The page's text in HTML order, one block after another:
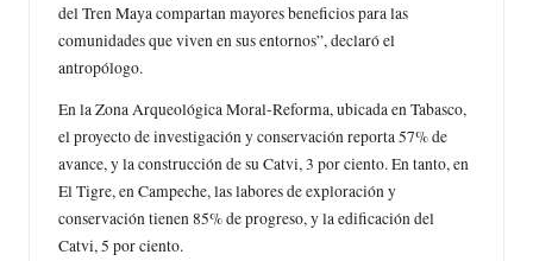
del Tren Maya compartan mayores beneficios para las
comunidades que viven en sus entornos”, declaró el
antropólogo.
En la Zona Arqueológica Moral-Reforma, ubicada en Tabasco,
el proyecto de investigación y conservación reporta 57% de
avance, y la construcción de su Catvi, 3 por ciento. En tanto, en
El Tigre, en Campeche, las labores de exploración y
conservación tienen 85% de progreso, y la edificación del
Catvi, 5 por ciento.